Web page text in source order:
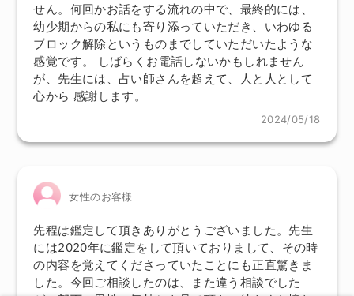
せん。何回かお話をする流れの中で、最終的には、
幼少期からの私にも寄り添っていただき、いわゆる
ブロック解除というものまでしていただいたような
感覚です。 しばらくお電話しないかもしれません
が、先生には、占い師さんを超えて、人と人として
心から 感謝します。
2024/05/18
女性のお客様
先程は鑑定して頂きありがとうございました。先生
には2020年に鑑定をして頂いておりまして、その時
の内容を覚えてくださっていたことにも正直驚きま
した。今回ご相談したのは、また違う相談でした